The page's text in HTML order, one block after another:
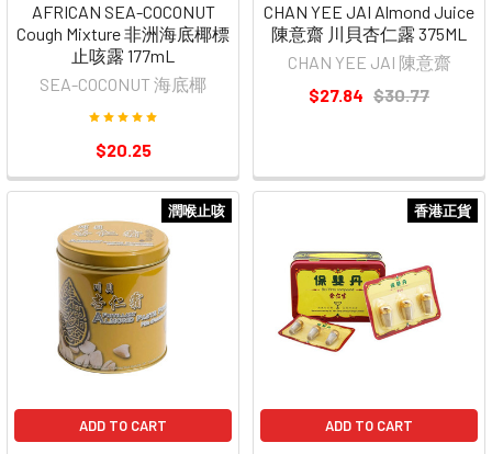
AFRICAN SEA-COCONUT
Cough Mixture 非洲海底椰標
止咳露 177mL
SEA-COCONUT 海底椰
$20.25
CHAN YEE JAI Almond Juice
陳意齋 川貝杏仁露 375ML
CHAN YEE JAI 陳意齋
$27.84 $30.77
潤喉止咳
ADD TO CART
香港正貨
ADD TO CART